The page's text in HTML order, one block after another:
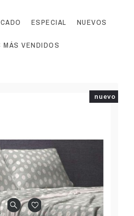
ESPECIAL NUEVOS
MÁS VENDIDOS
nuevo